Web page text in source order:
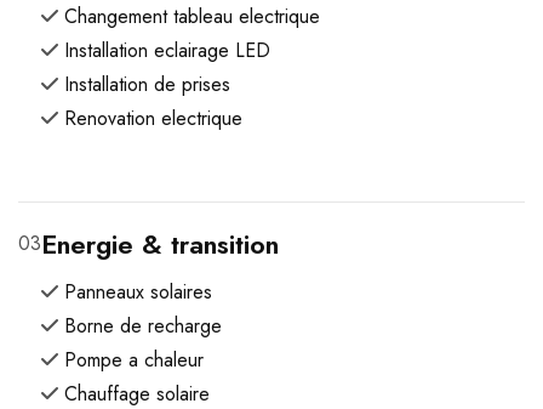
Changement tableau electrique
Installation eclairage LED
Installation de prises
Renovation electrique
03Energie & transition
Panneaux solaires
Borne de recharge
Pompe a chaleur
Chauffage solaire